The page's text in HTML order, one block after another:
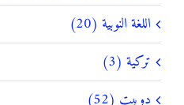
اللغة النوبية (20)
تركية (3)
دوبيت (52)